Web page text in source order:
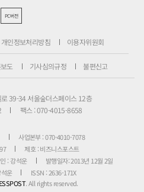
PC버전
개인정보처리방침 이용자위원회
도 기사심의규정 불편신고
39-34 서울숲더스페이스 12층
팩스 : 070-4015-8658
사업본부 : 070-4010-7078
제호 : 비즈니스포스트
: 강석운
발행일자: 2013년 12월 2일
운
ISSN : 2636-171X
. All rights reserved.